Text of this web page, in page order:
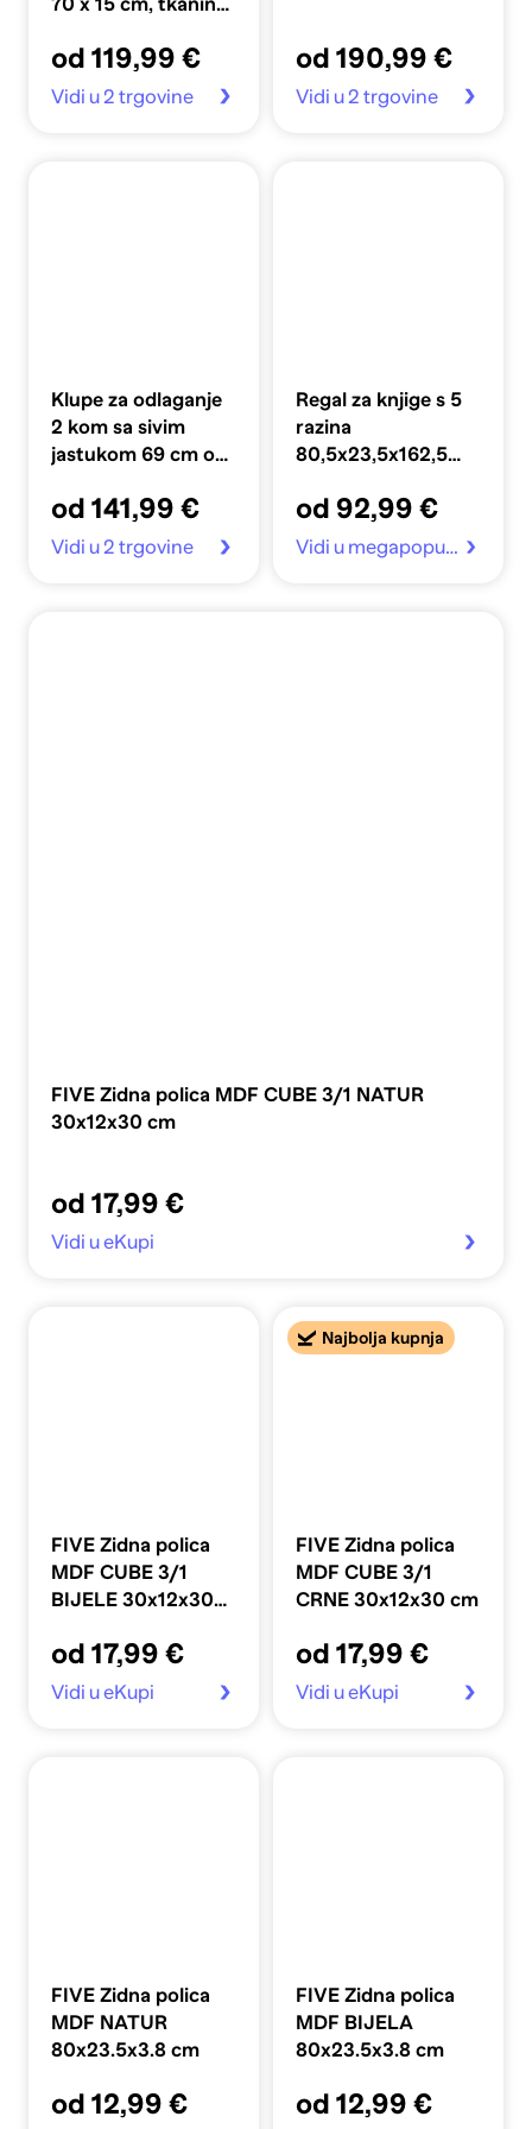
od 119,99 €
Vidi u 2 trgovine
od 190,99 €
Vidi u 2 trgovine
Klupe za odlaganje
2 kom sa sivim
jastukom 69 cm od
od 141,99 €
Vidi u 2 trgovine
Regal za knjige s 5
razina
80,5x23,5x162,5
hrasta
od 92,99 €
Vidi u megapopust.hr
FIVE Zidna polica MDF CUBE 3/1 NATUR
30x12x30 cm
od 17,99 €
Vidi u eKupi
FIVE Zidna polica
MDF CUBE 3/1
BIJELE 30x12x30
od 17,99 €
Vidi u eKupi
Najbolja kupnja
FIVE Zidna polica
MDF CUBE 3/1
CRNE 30x12x30 cm
od 17,99 €
Vidi u eKupi
FIVE Zidna polica
MDF NATUR
80x23.5x3.8 cm
od 12,99 €
FIVE Zidna polica
MDF BIJELA
80x23.5x3.8 cm
od 12,99 €